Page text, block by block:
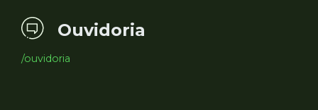
Ouvidoria
/ouvidoria